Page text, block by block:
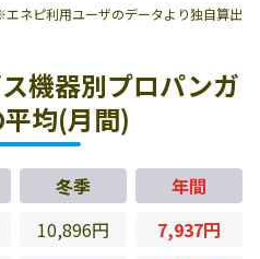
ネピ利用ユーザのデータより独自算出
機器別プロパンガ
均(月間)
冬季
年間
10,896円
7,937円